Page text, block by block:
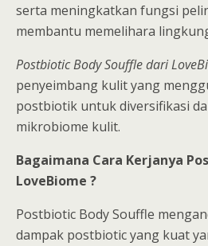
serta meningkatkan fungsi
membantu memelihara
Postbiotic Body Souffle dari
penyeimbang kulit yang
postbiotik untuk diversifikasi
mikrobiome kulit.
Bagaimana Cara Kerjanya
LoveBiome ?
Postbiotic Body Souffle
dampak postbiotic yang kuat